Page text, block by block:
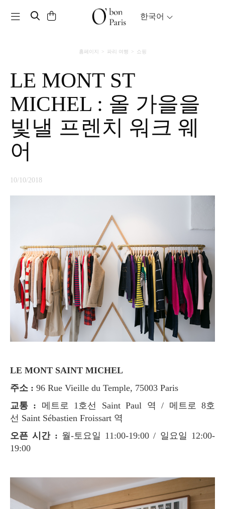
Toggle navigation 한국어
홈페이지 파리 여행 쇼핑
LE MONT ST
MICHEL : 올 가을을
빛낼 프렌치 워크 웨
어
10/10/2018
LE MONT SAINT MICHEL
주소 : 96 Rue Vieille du Temple, 75003 Paris
교통 : 메트로 1호선 Saint Paul 역 / 메트로 8호
선 Saint Sébastien Froissart 역
오픈 시간 : 월-토요일 11:00-19:00 / 일요일 12:00-
19:00